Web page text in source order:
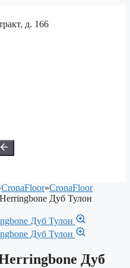
д. 166
CronaFloor»CronaFloor
Дуб Тулон
Дуб